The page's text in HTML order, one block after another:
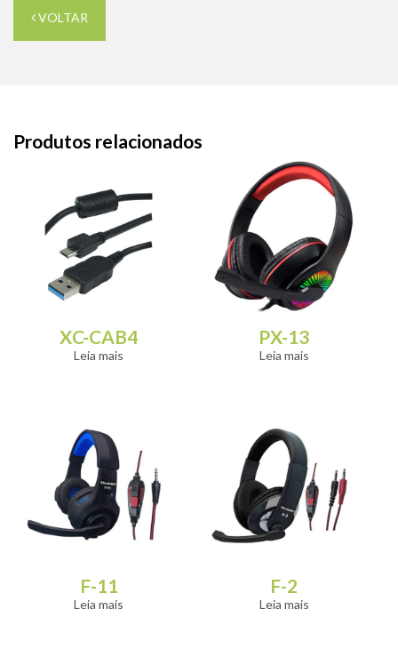
VOLTAR
Produtos relacionados
XC-CAB4
Leia mais
PX-13
Leia mais
F-11
Leia mais
F-2
Leia mais